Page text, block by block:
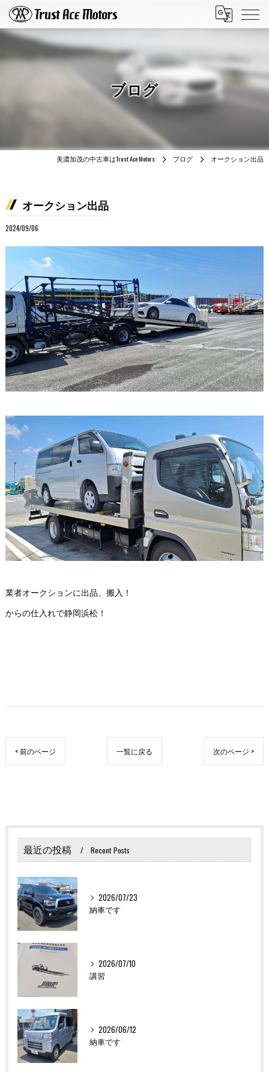
ブログ
美濃加茂の中古車はTrust Ace Motors ブログ オークション出品
オークション出品
2024/09/06
業者オークションに出品、搬入！
からの仕入れで静岡浜松！
< 前のページ 一覧に戻る 次のページ >
最近の投稿 Recent Posts
2026/07/23
納車です
2026/07/10
講習
2026/06/12
納車です